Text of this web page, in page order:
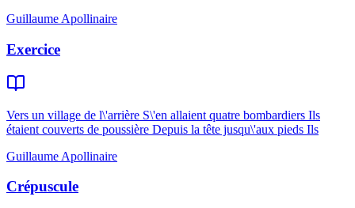
Guillaume Apollinaire
Exercice
Vers un village de l\'arrière S\'en allaient quatre bombardiers Ils
étaient couverts de poussière Depuis la tête jusqu\'aux pieds Ils
Guillaume Apollinaire
Crépuscule